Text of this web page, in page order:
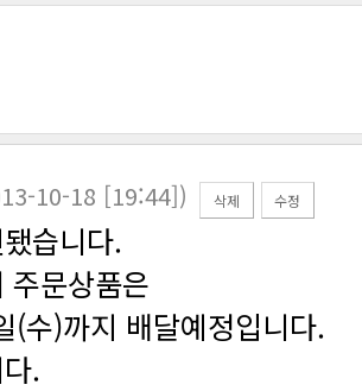
10-18 [19:44]) 삭제 수정
습니다.
주문상품은
(수)까지 배달예정입니다.
.